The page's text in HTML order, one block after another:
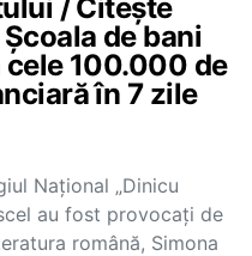
/ Citește
de bani
100.000 de
în 7 zile
Național „Dinicu
au fost provocați de
română, Simona